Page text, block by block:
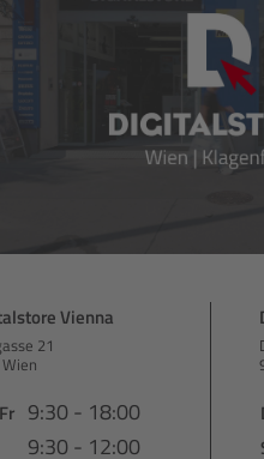
Vienna
21
9:30 - 18:00
9:30 - 12:00